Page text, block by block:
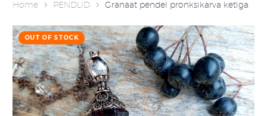
Home PENDLID Granaat pendel pronksikarva ketiga
OUT OF STOCK